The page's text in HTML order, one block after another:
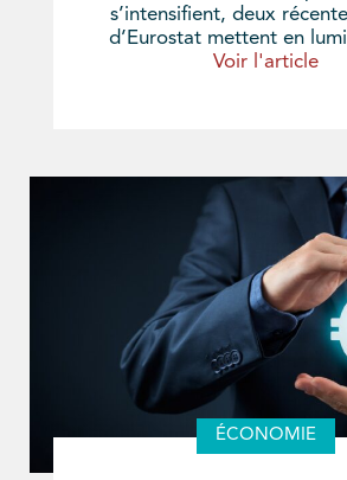
s’intensifient, deux
d’Eurostat mettent en
Voir l'article
ÉCONOMIE